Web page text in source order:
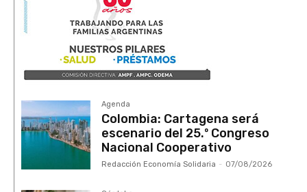
Agenda
Colombia: Cartagena será
escenario del 25.º Congreso
Nacional Cooperativo
Redacción Economía Solidaria - 07/08/2026